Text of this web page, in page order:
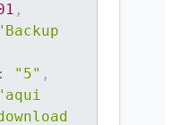
,
: "5" ,